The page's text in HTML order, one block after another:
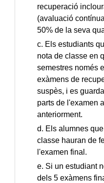
recuperació
(avaluació
50% de la seva
c. Els estudiants
nota de classe en
semestres només
exàmens de
suspès, i es
parts de l'examen
anteriorment.
d. Els alumnes
classe hauran de
l'examen final.
e. Si un estudiant
dels 5 exàmens